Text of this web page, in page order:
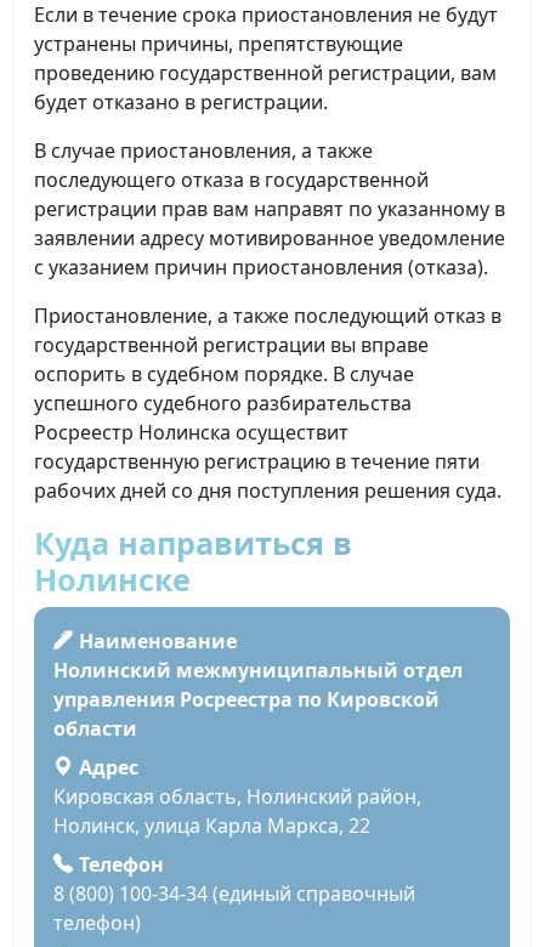
Если в течение срока приостановления не будут
устранены причины, препятствующие
проведению государственной регистрации, вам
будет отказано в регистрации.
В случае приостановления, а также
последующего отказа в государственной
регистрации прав вам направят по указанному в
заявлении адресу мотивированное уведомление
с указанием причин приостановления (отказа).
Приостановление, а также последующий отказ в
государственной регистрации вы вправе
оспорить в судебном порядке. В случае
успешного судебного разбирательства
Росреестр Нолинска осуществит
государственную регистрацию в течение пяти
рабочих дней со дня поступления решения суда.
Куда направиться в
Нолинске
Наименование
Нолинский межмуниципальный отдел
управления Росреестра по Кировской
области
Адрес
Кировская область, Нолинский район,
Нолинск, улица Карла Маркса, 22
Телефон
8 (800) 100-34-34 (единый справочный
телефон)